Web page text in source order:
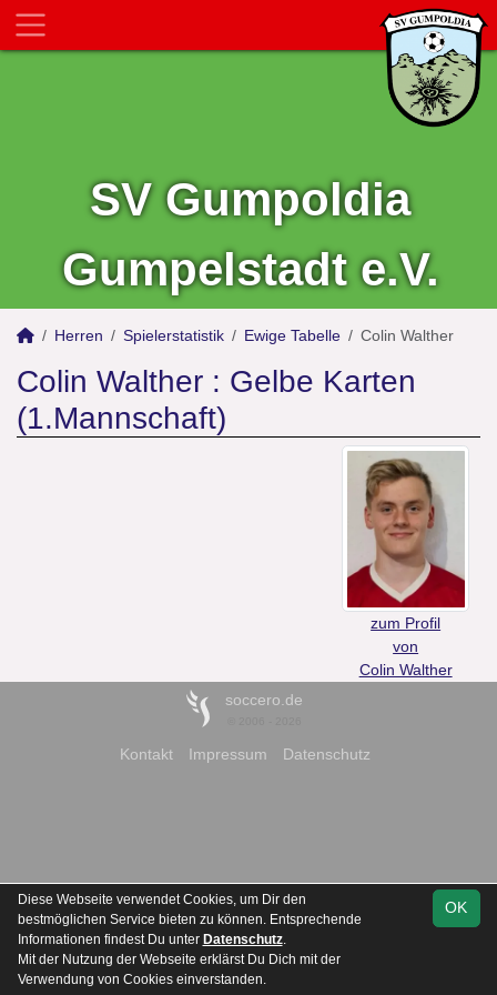
SV Gumpoldia
Gumpelstadt e.V.
Herren Spielerstatistik Ewige Tabelle Colin Walther
Colin Walther : Gelbe Karten
(1.Mannschaft)
zum Profil
von
Colin Walther
soccero.de
Kontakt Impressum Datenschutz
OK
Diese Webseite verwendet Cookies, um Dir den
bestmöglichen Service bieten zu können. Entsprechende
Informationen findest Du unter Datenschutz.
Mit der Nutzung der Webseite erklärst Du Dich mit der
Verwendung von Cookies einverstanden.